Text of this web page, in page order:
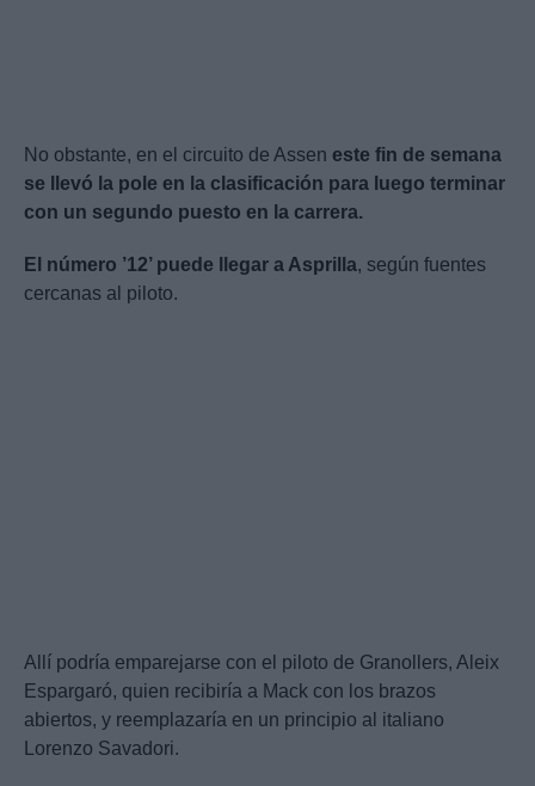
No obstante, en el circuito de Assen este fin de semana
se llevó la pole en la clasificación para luego terminar
con un segundo puesto en la carrera.
El número ’12’ puede llegar a Asprilla, según fuentes
cercanas al piloto.
Allí podría emparejarse con el piloto de Granollers, Aleix
Espargaró, quien recibiría a Mack con los brazos
abiertos, y reemplazaría en un principio al italiano
Lorenzo Savadori.